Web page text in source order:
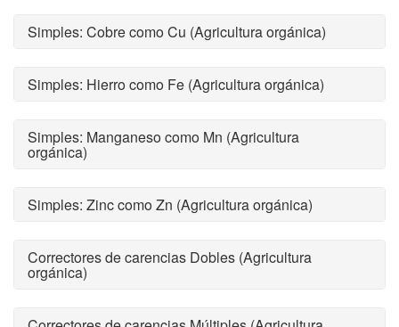
Simples: Cobre como Cu (Agricultura orgánica)
Simples: Hierro como Fe (Agricultura orgánica)
Simples: Manganeso como Mn (Agricultura
orgánica)
Simples: Zinc como Zn (Agricultura orgánica)
Correctores de carencias Dobles (Agricultura
orgánica)